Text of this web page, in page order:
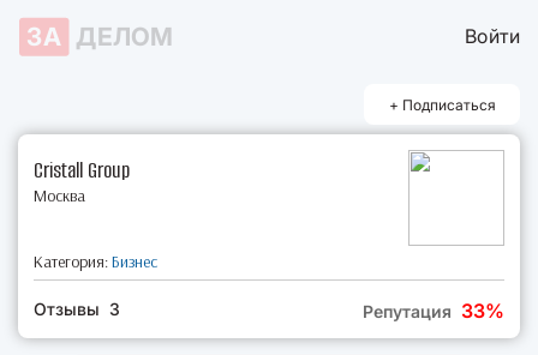
ЗА ДЕЛОМ Войти
+ Подписаться
Cristall Group
Москва
Категория:Бизнес
Репутация 33%
Отзывы 3